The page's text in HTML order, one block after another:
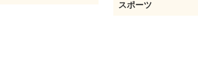
スポーツ